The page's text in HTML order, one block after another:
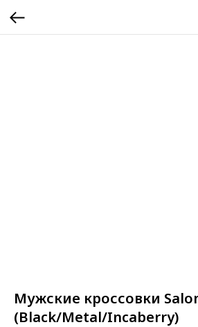
Мужские кроссовки
(Black/Metal/Incaberry)